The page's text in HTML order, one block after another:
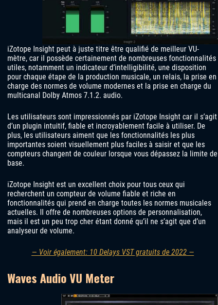
iZotope Insight peut à juste titre être qualifié de meilleur VU-
mètre, car il possède certainement de nombreuses fonctionnalités
utiles, notamment un indicateur d’intelligibilité, une disposition
pour chaque étape de la production musicale, un relais, la prise en
charge des normes de volume modernes et la prise en charge du
multicanal Dolby Atmos 7.1.2. audio.
Les utilisateurs sont impressionnés par iZotope Insight car il s’agit
d’un plugin intuitif, fiable et incroyablement facile à utiliser. De
plus, les utilisateurs aiment que les fonctionnalités les plus
importantes soient visuellement plus faciles à saisir et que les
compteurs changent de couleur lorsque vous dépassez la limite de
base.
iZotope Insight est un excellent choix pour tous ceux qui
recherchent un compteur de volume fiable et riche en
fonctionnalités qui prend en charge toutes les normes musicales
actuelles. Il offre de nombreuses options de personnalisation,
mais il est un peu trop cher étant donné qu’il ne s’agit que d’un
analyseur de volume.
— Voir également: 10 Delays VST gratuits de 2022 —
Waves Audio VU Meter